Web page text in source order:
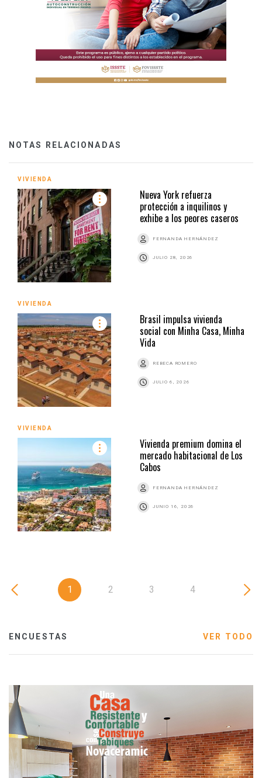
NOTAS RELACIONADAS
VIVIENDA
Nueva York refuerza
protección a inquilinos y
exhibe a los peores caseros
FERNANDA HERNÁNDEZ
JULIO 28, 2026
VIVIENDA
Brasil impulsa vivienda
social con Minha Casa, Minha
Vida
REBECA ROMERO
JULIO 6, 2026
VIVIENDA
Vivienda premium domina el
mercado habitacional de Los
Cabos
FERNANDA HERNÁNDEZ
JUNIO 16, 2026
1 2 3 4
ENCUESTAS VER TODO